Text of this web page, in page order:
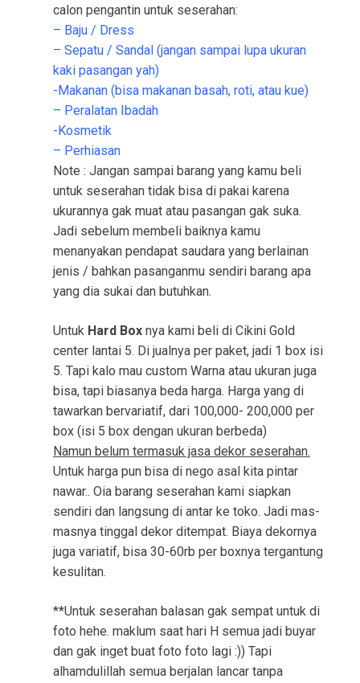
calon pengantin untuk seserahan:
– Baju / Dress
– Sepatu / Sandal (jangan sampai lupa ukuran
kaki pasangan yah)
-Makanan (bisa makanan basah, roti, atau kue)
– Peralatan Ibadah
-Kosmetik
– Perhiasan
Note : Jangan sampai barang yang kamu beli
untuk seserahan tidak bisa di pakai karena
ukurannya gak muat atau pasangan gak suka.
Jadi sebelum membeli baiknya kamu
menanyakan pendapat saudara yang berlainan
jenis / bahkan pasanganmu sendiri barang apa
yang dia sukai dan butuhkan.
Untuk Hard Boxnya kami beli di Cikini Gold
center lantai 5. Di jualnya per paket, jadi 1 box isi
5. Tapi kalo mau custom Warna atau ukuran juga
bisa, tapi biasanya beda harga. Harga yang di
tawarkan bervariatif, dari 100,000- 200,000 per
box (isi 5 box dengan ukuran berbeda)
Namun belum termasuk jasa dekor seserahan.
Untuk harga pun bisa di nego asal kita pintar
nawar.. Oia barang seserahan kami siapkan
sendiri dan langsung di antar ke toko. Jadi mas-
masnya tinggal dekor ditempat. Biaya dekornya
juga variatif, bisa 30-60rb per boxnya tergantung
kesulitan.
**Untuk seserahan balasan gak sempat untuk di
foto hehe. maklum saat hari H semua jadi buyar
dan gak inget buat foto foto lagi :)) Tapi
alhamdulillah semua berjalan lancar tanpa